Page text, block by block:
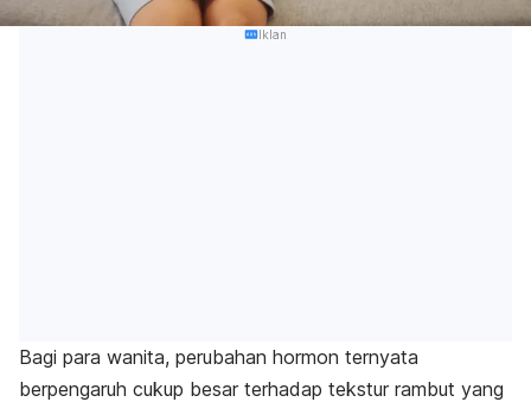
Iklan
Bagi para wanita, perubahan hormon ternyata
berpengaruh cukup besar terhadap tekstur rambut yang